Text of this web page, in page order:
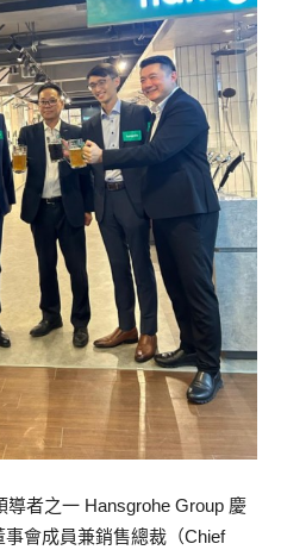
者之一 Hansgrohe Group 慶
會成員兼銷售總裁（Chief